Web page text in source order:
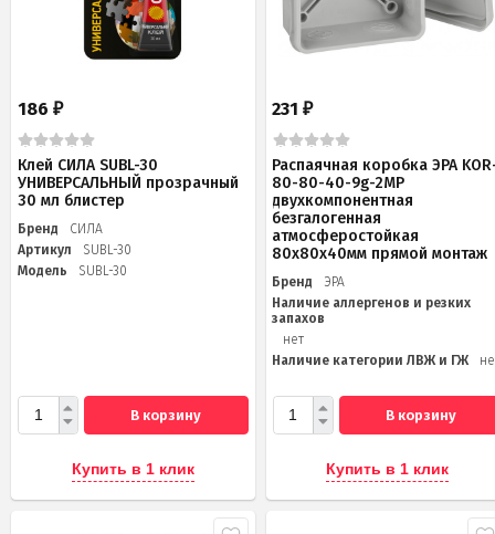
186 ₽
Клей СИЛА SUBL-30
УНИВЕРСАЛЬНЫЙ прозрачный
30 мл блистер
Бренд
СИЛА
Артикул
SUBL-30
Модель
SUBL-30
В корзину
Купить в 1 клик
231₽
Распаячная коробка ЭРА
80-80-40-9g-2MP
двухкомпонентная
безгалогенная
атмосферостойкая
80х80х40мм прямой монтаж
Бренд
ЭРА
Наличие аллергенов и резких
запахов
нет
Наличие категории ЛВЖ и ГЖ
В корзину
Купить в 1 клик